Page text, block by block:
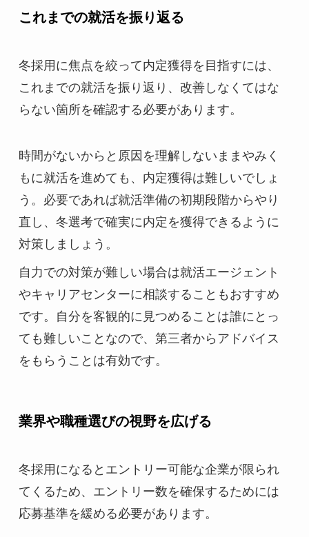
これまでの就活を振り返る
冬採用に焦点を絞って内定獲得を目指すには、
これまでの就活を振り返り、改善しなくてはな
らない箇所を確認する必要があります。
時間がないからと原因を理解しないままやみく
もに就活を進めても、内定獲得は難しいでしょ
う。必要であれば就活準備の初期段階からやり
直し、冬選考で確実に内定を獲得できるように
対策しましょう。
自力での対策が難しい場合は就活エージェント
やキャリアセンターに相談することもおすすめ
です。自分を客観的に見つめることは誰にとっ
ても難しいことなので、第三者からアドバイス
をもらうことは有効です。
業界や職種選びの視野を広げる
冬採用になるとエントリー可能な企業が限られ
てくるため、エントリー数を確保するためには
応募基準を緩める必要があります。